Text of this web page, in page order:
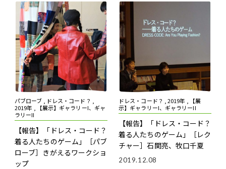
パブローブ , ドレス・コード？ ,
2019年 , 【展示】ギャラリーI、ギャ
ラリーII
【報告】「ドレス・コード？――
着る人たちのゲーム」
［パブ
ローブ］きがえるワークショ
ップ
ドレス・コード？ , 2019年 , 【展
示】ギャラリーI、ギャラリーII
【報告】「ドレス・コード？――
着る人たちのゲーム」
［レク
チャー］石関亮、牧口千夏
2019.12.08